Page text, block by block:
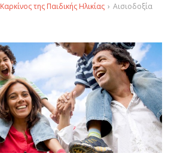
Καρκίνος της Παιδικής Ηλικίας › Αισιοδοξία